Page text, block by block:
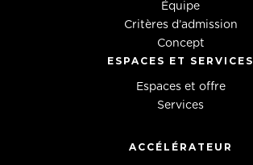
Équipe
Critères d’admission
Concept
ESPACES ET SERVICES
Espaces et offre
Services
ACCÉLÉRATEUR